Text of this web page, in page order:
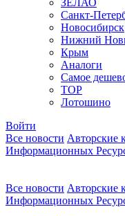
ЗЕЛАО
Санкт-
Новосибирск
Нижний
Крым
Аналоги
Самое
TOP
Лотошино
Войти
Все новости Авторские
Информационных
Все новости Авторские
Информационных